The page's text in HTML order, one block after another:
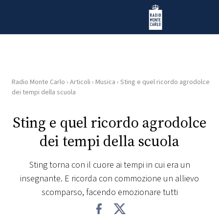
Radio Monte Carlo
HOME
RADIO
PLAYLIST
Radio Monte Carlo › Articoli › Musica › Sting e quel ricordo agrodolce
dei tempi della scuola
Sting e quel ricordo agrodolce
dei tempi della scuola
Sting torna con il cuore ai tempi in cui era un
insegnante. E ricorda con commozione un allievo
scomparso, facendo emozionare tutti